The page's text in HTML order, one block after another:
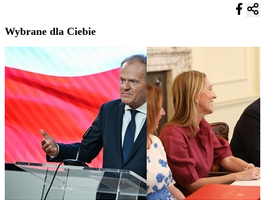
Wybrane dla Ciebie